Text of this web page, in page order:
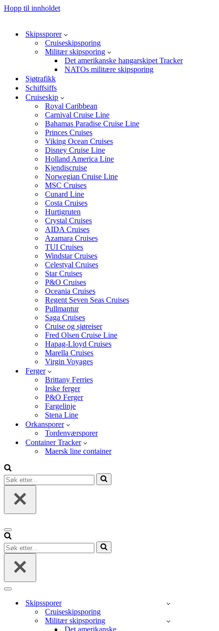
Hopp til innholdet
Skipssporer
Cruiseskipsporing
Militær skipsporing
Det amerikanske hangarskipet Tracker
NATOs militære skipsporing
Sjøtrafikk
Schiffsiffs
Cruiseskip
Royal Caribbean
Carnival Cruise Line
Bahamas Paradise Cruise Line
Princes Cruises
Viking Ocean Cruises
Disney Cruise Line
Holland America Line
Kjendiscruise
Norwegian Cruise Line
MSC Cruises
Cunard Line
Costa Cruises
Hurtigruten
Crystal Cruises
AIDA Cruises
Azamara Cruises
TUI Cruises
Windstar Cruises
Celestyal Cruises
Star Cruises
P&O Cruises
Oceania Cruises
Regent Seven Seas Cruises
Pullmantur
Saga Cruises
Cruise og sjøreiser
Fred Olsen Cruise Line
Hapag-Lloyd Cruises
Marella Cruises
Virgin Voyages
Ferger
Brittany Ferries
Irske ferger
P&O Ferger
Fargelinje
Stena Line
Orkansporer
Tordenværsporer
Container Tracker
Maersk line container
Søk
etter...
Navigasjonsmeny
Søk
etter...
Navigasjonsmeny
Skipssporer
Cruiseskipsporing
Militær skipsporing
Det amerikanske